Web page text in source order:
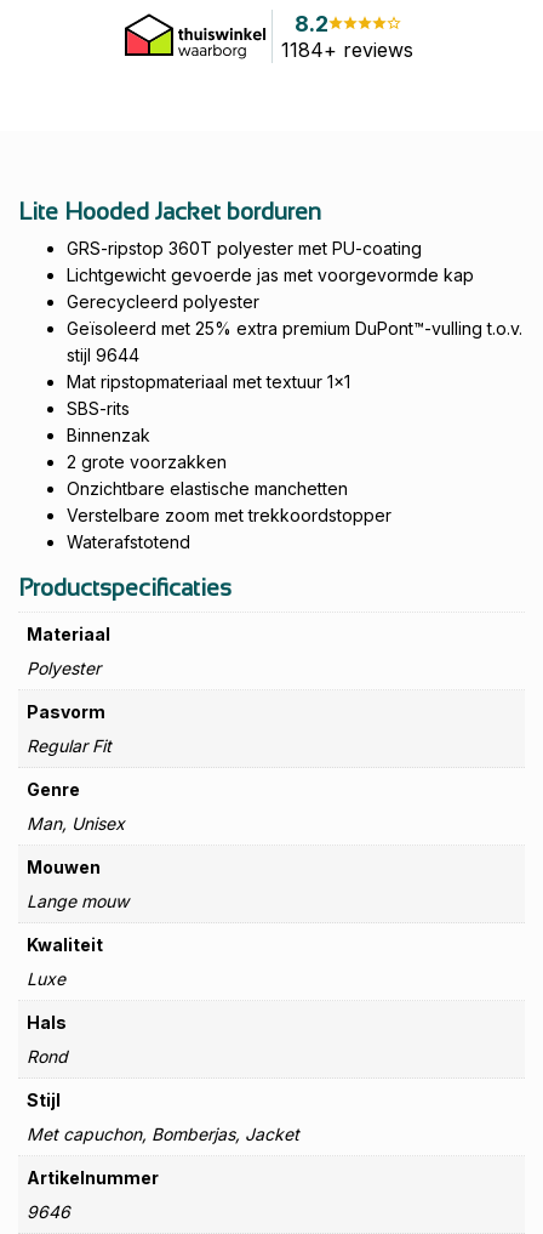
8.2
1184+ reviews
Lite Hooded Jacket borduren
GRS-ripstop 360T polyester met PU-coating
Lichtgewicht gevoerde jas met voorgevormde kap
Gerecycleerd polyester
Geïsoleerd met 25% extra premium DuPont™-vulling t.o.v.
stijl 9644
Mat ripstopmateriaal met textuur 1x1
SBS-rits
Binnenzak
2 grote voorzakken
Onzichtbare elastische manchetten
Verstelbare zoom met trekkoordstopper
Waterafstotend
Productspecificaties
Materiaal
Polyester
Pasvorm
Regular Fit
Genre
Man, Unisex
Mouwen
Lange mouw
Kwaliteit
Luxe
Hals
Rond
Stijl
Met capuchon, Bomberjas, Jacket
Artikelnummer
9646